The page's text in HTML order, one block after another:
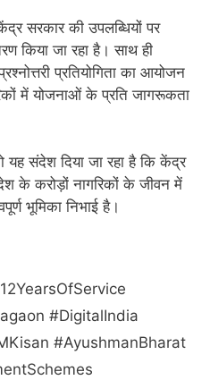
सरकार की उपलब्धियों पर
किया जा रहा है। साथ ही
प्रतियोगिता का आयोजन
में योजनाओं के प्रति जागरूकता
संदेश दिया जा रहा है कि केंद्र
के करोड़ों नागरिकों के जीवन में
भूमिका निभाई है।
#DigitalIndia
#AyushmanBharat